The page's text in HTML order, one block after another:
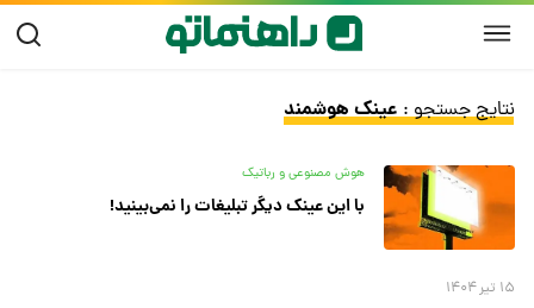
نتایج جستجو :عینک هوشمند
هوش مصنوعی و رباتیک
با این عینک دیگر تبلیغات را نمی‌بینید!
۱۵ تیر ۱۴۰۴